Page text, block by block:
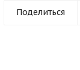
Поделиться